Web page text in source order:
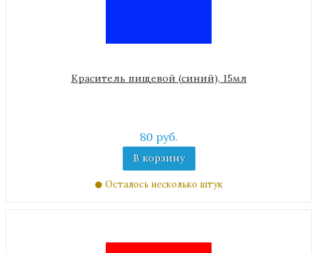
Краситель пищевой (синий), 15мл
80 руб.
В корзину
Осталось несколько штук